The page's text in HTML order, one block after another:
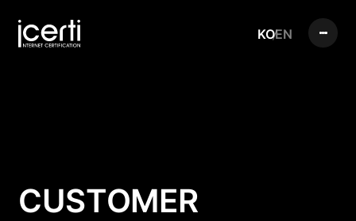
KOEN
CUSTOMER